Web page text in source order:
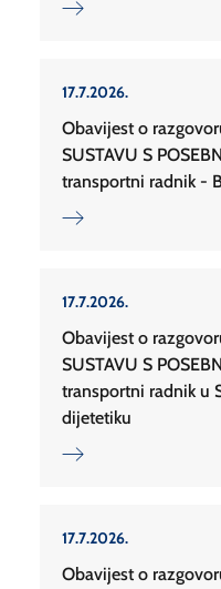
17.7.2026.
Obavijest o
SUSTAVU S
transportni radnik -
17.7.2026.
Obavijest o
SUSTAVU S
transportni radnik u
dijetetiku
17.7.2026.
Obavijest o